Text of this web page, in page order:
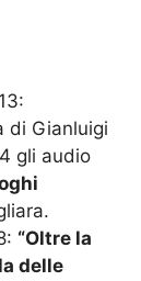
di Gianluigi
gli audio
“Oltre la
delle